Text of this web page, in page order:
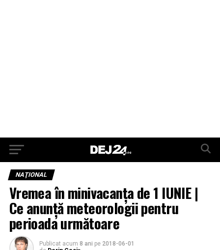
NAŢIONAL
Vremea în minivacanţa de 1 IUNIE |
Ce anunţă meteorologii pentru
perioada următoare
Publicat acum 8 ani pe 2018-06-01